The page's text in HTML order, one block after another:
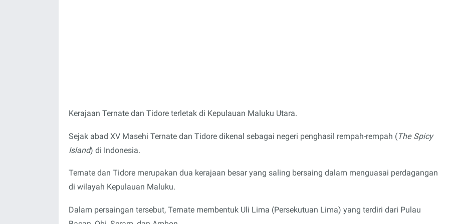
Kerajaan Ternate dan Tidore terletak di Kepulauan Maluku Utara.
Sejak abad XV Masehi Ternate dan Tidore dikenal sebagai negeri penghasil rempah-rempah (The Spicy
Island) di Indonesia.
Ternate dan Tidore merupakan dua kerajaan besar yang saling bersaing dalam menguasai perdagangan
di wilayah Kepulauan Maluku.
Dalam persaingan tersebut, Ternate membentuk Uli Lima (Persekutuan Lima) yang terdiri dari Pulau